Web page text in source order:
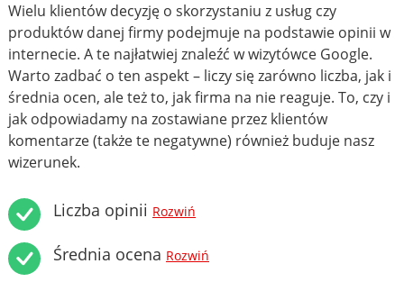
Wielu klientów decyzję o skorzystaniu z usług czy
produktów danej firmy podejmuje na podstawie opinii w
internecie. A te najłatwiej znaleźć w wizytówce Google.
Warto zadbać o ten aspekt – liczy się zarówno liczba, jak i
średnia ocen, ale też to, jak firma na nie reaguje. To, czy i
jak odpowiadamy na zostawiane przez klientów
komentarze (także te negatywne) również buduje nasz
wizerunek.
Liczba opinii Rozwiń
Średnia ocena Rozwiń